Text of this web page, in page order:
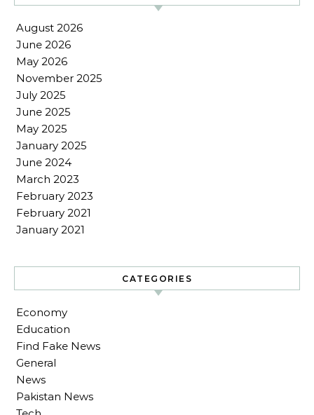
August 2026
June 2026
May 2026
November 2025
July 2025
June 2025
May 2025
January 2025
June 2024
March 2023
February 2023
February 2021
January 2021
CATEGORIES
Economy
Education
Find Fake News
General
News
Pakistan News